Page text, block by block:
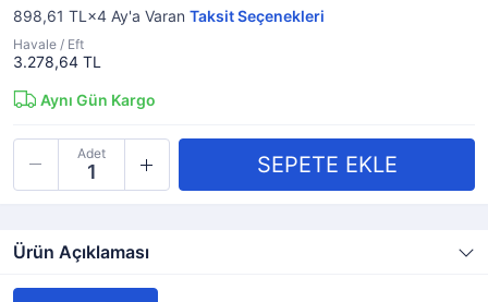
898,61 TL×4 Ay'a Varan Taksit Seçenekleri
Havale / Eft
3.278,64 TL
Aynı Gün Kargo
Adet
Ürün Açıklaması